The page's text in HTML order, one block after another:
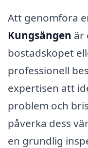
Att genomföra
Kungsängen är
bostadsköpet
professionell
expertisen att
problem och
påverka dess
en grundlig